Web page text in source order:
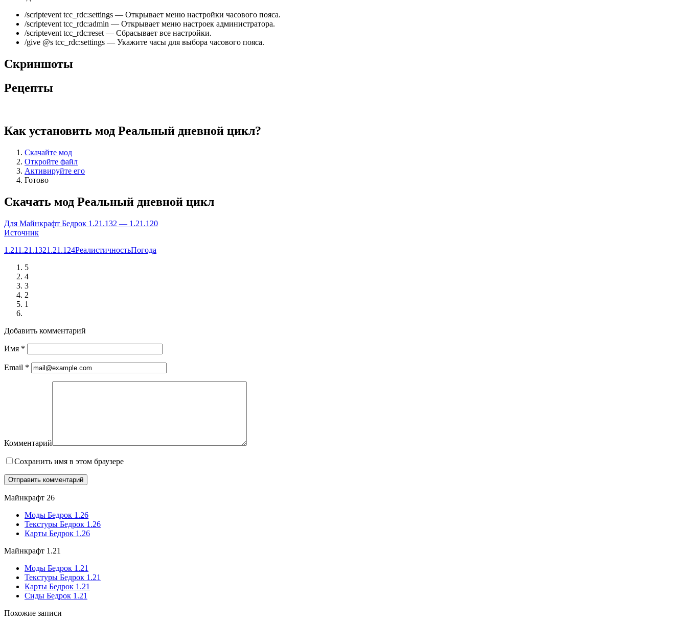
/scriptevent tcc_rdc:settings — Открывает меню настройки часового пояса.
/scriptevent tcc_rdc:admin — Открывает меню настроек администратора.
/scriptevent tcc_rdc:reset — Сбрасывает все настройки.
/give @s tcc_rdc:settings — Укажите часы для выбора часового пояса.
Скриншоты
Рецепты
Как установить мод Реальный дневной цикл?
Скачайте мод
Откройте файл
Активируйте его
Готово
Скачать мод Реальный дневной цикл
Для Майнкрафт Бедрок 1.21.132 — 1.21.120
Источник
1.211.21.1321.21.124РеалистичностьПогода
5
4
3
2
1
Добавить комментарий
Имя *
Email *
Комментарий
Сохранить имя в этом браузере
Майнкрафт 26
Моды Бедрок 1.26
Текстуры Бедрок 1.26
Карты Бедрок 1.26
Майнкрафт 1.21
Моды Бедрок 1.21
Текстуры Бедрок 1.21
Карты Бедрок 1.21
Сиды Бедрок 1.21
Похожие записи